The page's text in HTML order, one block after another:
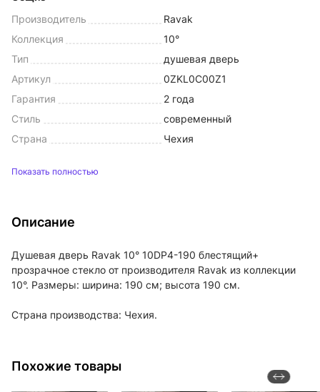
Производитель
Ravak
Коллекция
10°
Тип
душевая дверь
Артикул
0ZKL0C00Z1
Гарантия
2 года
Стиль
современный
Страна
Чехия
Показать полностью
Описание
Душевая дверь Ravak 10° 10DP4-190 блестящий+
прозрачное стекло от производителя Ravak из коллекции
10°. Размеры: ширина: 190 см; высота 190 см.
Страна производства: Чехия.
Похожие товары